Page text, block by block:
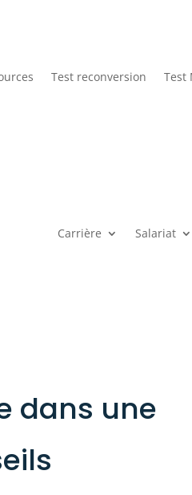
Test reconversion Test
Carrière Salariat
dans une